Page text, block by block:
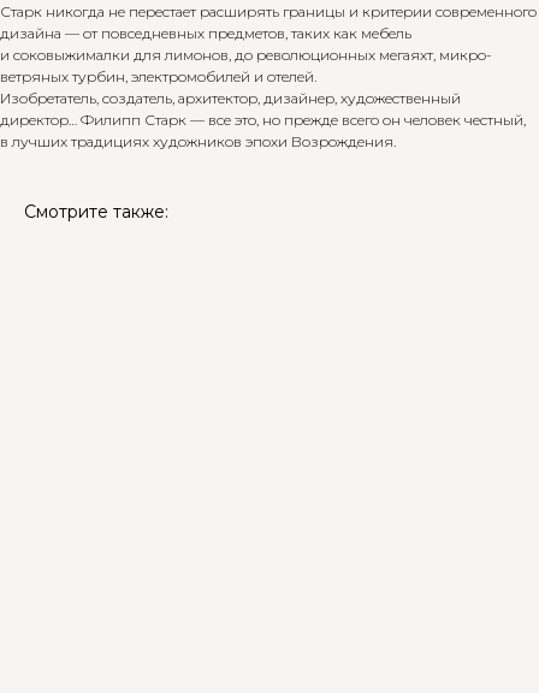
Старк никогда не перестает расширять границы и критерии современного
дизайна — от повседневных предметов, таких как мебель
и соковыжималки для лимонов, до революционных мегаяхт, микро-
ветряных турбин, электромобилей и отелей.
Изобретатель, создатель, архитектор, дизайнер, художественный
директор… Филипп Старк — все это, но прежде всего он человек честный,
в лучших традициях художников эпохи Возрождения.
Смотрите также: